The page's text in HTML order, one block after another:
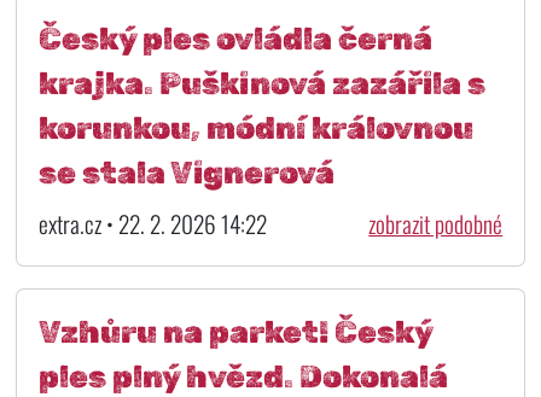
Český ples ovládla černá
krajka. Puškinová zazářila s
korunkou, módní královnou
se stala Vignerová
extra.cz • 22. 2. 2026 14:22 zobrazit podobné
Vzhůru na parket! Český
ples plný hvězd. Dokonalá